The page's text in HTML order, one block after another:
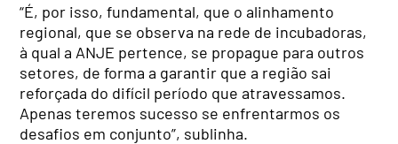
“É, por isso, fundamental, que o alinhamento
regional, que se observa na rede de incubadoras,
à qual a ANJE pertence, se propague para outros
setores, de forma a garantir que a região sai
reforçada do difícil período que atravessamos.
Apenas teremos sucesso se enfrentarmos os
desafios em conjunto”, sublinha.